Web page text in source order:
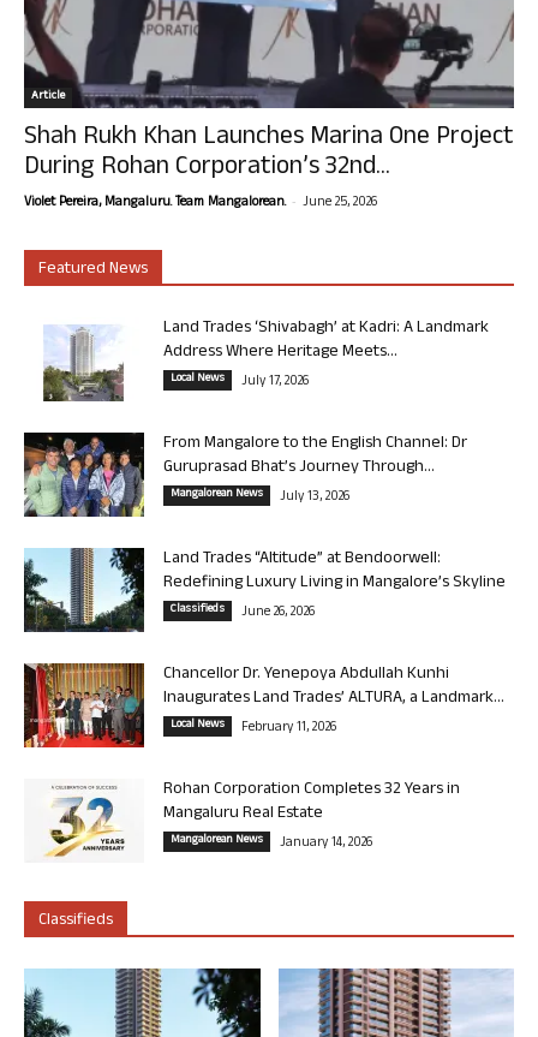
Article
Shah Rukh Khan Launches Marina One Project
During Rohan Corporation’s 32nd...
Violet Pereira, Mangaluru. Team Mangalorean. - June 25, 2026
Featured News
Land Trades ‘Shivabagh’ at Kadri: A Landmark
Address Where Heritage Meets...
Local News July 17, 2026
From Mangalore to the English Channel: Dr
Guruprasad Bhat’s Journey Through...
Mangalorean News July 13, 2026
Land Trades “Altitude” at Bendoorwell:
Redefining Luxury Living in Mangalore’s Skyline
Classifieds June 26, 2026
Chancellor Dr. Yenepoya Abdullah Kunhi
Inaugurates Land Trades’ ALTURA, a Landmark...
Local News February 11, 2026
Rohan Corporation Completes 32 Years in
Mangaluru Real Estate
Mangalorean News January 14, 2026
Classifieds